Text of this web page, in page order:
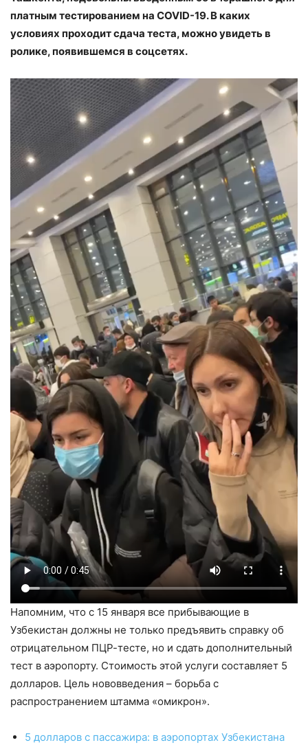
платным тестированием на COVID-19. В каких
условиях проходит сдача теста, можно увидеть в
ролике, появившемся в соцсетях.
Напомним, что с 15 января все прибывающие в
Узбекистан должны не только предъявить справку об
отрицательном ПЦР-тесте, но и сдать дополнительный
тест в аэропорту. Стоимость этой услуги составляет 5
долларов. Цель нововведения – борьба с
распространением штамма «омикрон».
5 долларов с пассажира: в аэропортах Узбекистана